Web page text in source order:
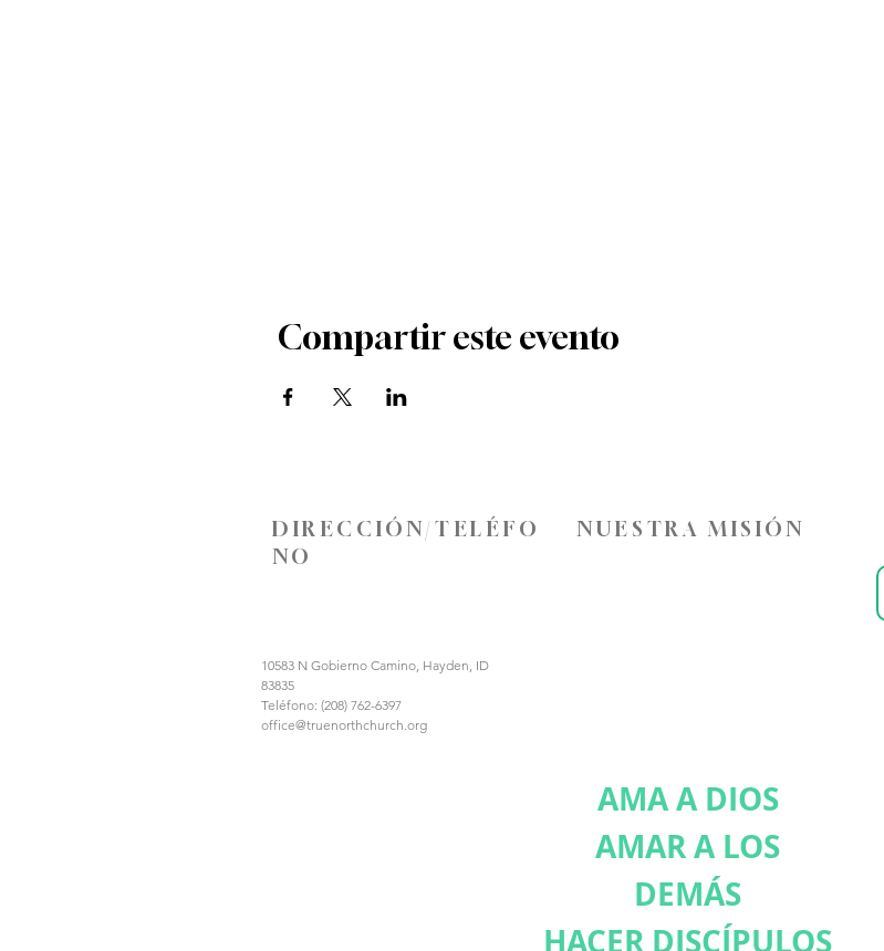
Compartir este evento
DIRECCIÓN/TELÉFO
NO
NUESTRA MISIÓN
10583 N Gobierno Camino, Hayden, ID
83835
Teléfono: (208) 762-6397
office@truenorthchurch.org
AMA A DIOS
AMAR A LOS
DEMÁS
HACER DISCÍPULOS